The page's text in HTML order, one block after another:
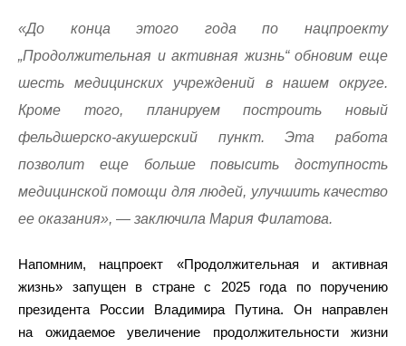
«До конца этого года по нацпроекту
„Продолжительная и активная жизнь“ обновим еще
шесть медицинских учреждений в нашем округе.
Кроме того, планируем построить новый
фельдшерско-акушерский пункт. Эта работа
позволит еще больше повысить доступность
медицинской помощи для людей, улучшить качество
ее оказания», — заключила Мария Филатова.
Напомним, нацпроект «Продолжительная и активная
жизнь» запущен в стране с 2025 года по поручению
президента России Владимира Путина. Он направлен
на ожидаемое увеличение продолжительности жизни